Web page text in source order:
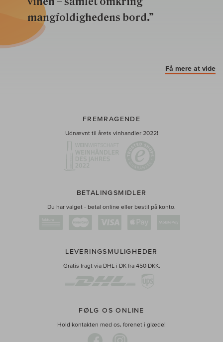
mangfoldighedens bord.”
Få mere at vide
FREMRAGENDE
Udnævnt til årets vinhandler 2022!
BETALINGSMIDLER
Du har valget - betal online eller bestil på konto.
LEVERINGSMULIGHEDER
Gratis fragt via DHL i DK fra 450 DKK.
FØLG OS ONLINE
Hold kontakten med os, forenet i glæde!